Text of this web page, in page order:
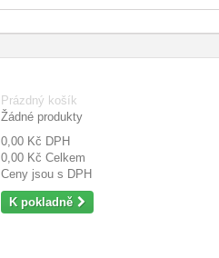
Prázdný košík
Žádné produkty
0,00 Kč DPH
0,00 Kč Celkem
Ceny jsou s DPH
K pokladně